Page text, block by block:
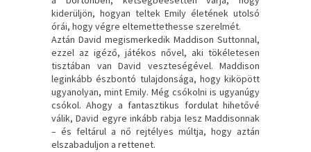
kiderüljön, hogyan teltek Emily életének utolsó
órái, hogy végre eltemettethesse szerelmét.
Aztán David megismerkedik Maddison Suttonnal,
ezzel az igéző, játékos nővel, aki tökéletesen
tisztában van David veszteségével. Maddison
leginkább észbontó tulajdonsága, hogy kiköpött
ugyanolyan, mint Emily. Még csókolni is ugyanúgy
csókol. Ahogy a fantasztikus fordulat hihetővé
válik, David egyre inkább rabja lesz Maddisonnak
– és feltárul a nő rejtélyes múltja, hogy aztán
elszabaduljon a rettenet.